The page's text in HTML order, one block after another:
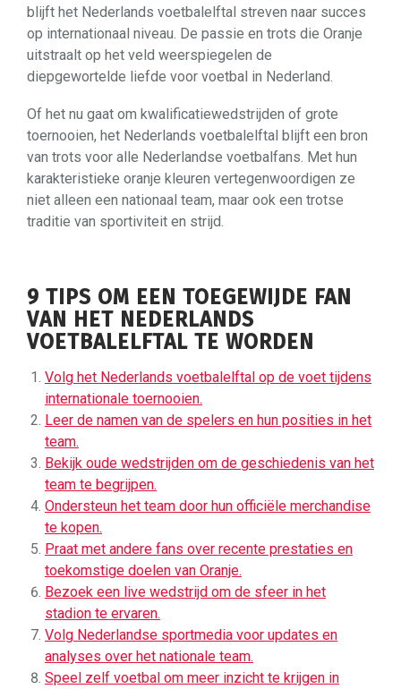
blijft het Nederlands voetbalelftal streven naar succes
op internationaal niveau. De passie en trots die Oranje
uitstraalt op het veld weerspiegelen de
diepgewortelde liefde voor voetbal in Nederland.
Of het nu gaat om kwalificatiewedstrijden of grote
toernooien, het Nederlands voetbalelftal blijft een bron
van trots voor alle Nederlandse voetbalfans. Met hun
karakteristieke oranje kleuren vertegenwoordigen ze
niet alleen een nationaal team, maar ook een trotse
traditie van sportiviteit en strijd.
9 TIPS OM EEN TOEGEWIJDE FAN
VAN HET NEDERLANDS
VOETBALELFTAL TE WORDEN
Volg het Nederlands voetbalelftal op de voet tijdens
internationale toernooien.
Leer de namen van de spelers en hun posities in het
team.
Bekijk oude wedstrijden om de geschiedenis van het
team te begrijpen.
Ondersteun het team door hun officiële merchandise
te kopen.
Praat met andere fans over recente prestaties en
toekomstige doelen van Oranje.
Bezoek een live wedstrijd om de sfeer in het
stadion te ervaren.
Volg Nederlandse sportmedia voor updates en
analyses over het nationale team.
Speel zelf voetbal om meer inzicht te krijgen in